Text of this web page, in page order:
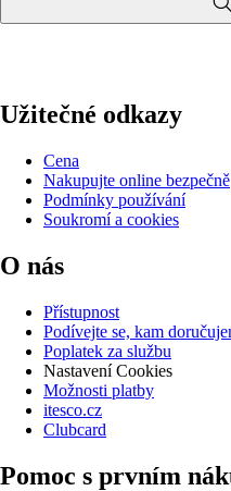
Užitečné odkazy
Cena
Nakupujte online bezpečně
Podmínky používání
Soukromí a cookies
O nás
Přístupnost
Podívejte se, kam
Poplatek za službu
Nastavení Cookies
Možnosti platby
itesco.cz
Clubcard
Pomoc s prvním